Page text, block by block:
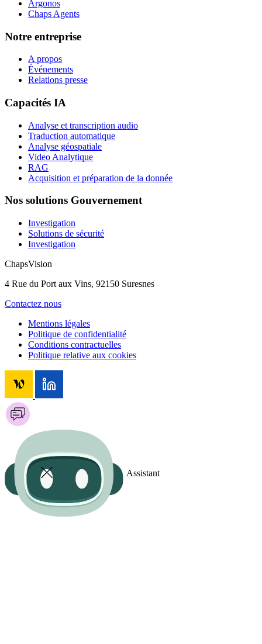
Argonos
Chaps Agents
Notre entreprise
A propos
Événements
Relations presse
Capacités IA
Analyse et transcription audio
Traduction automatique
Analyse géospatiale
Video Analytique
RAG
Acquisition et préparation de la donnée
Nos solutions Gouvernement
Investigation
Solutions de sécurité
Investigation
ChapsVision
4 Rue du Port aux Vins, 92150 Suresnes
Contactez nous
Mentions légales
Politique de confidentialité
Conditions contractuelles
Politique relative aux cookies
Assistant